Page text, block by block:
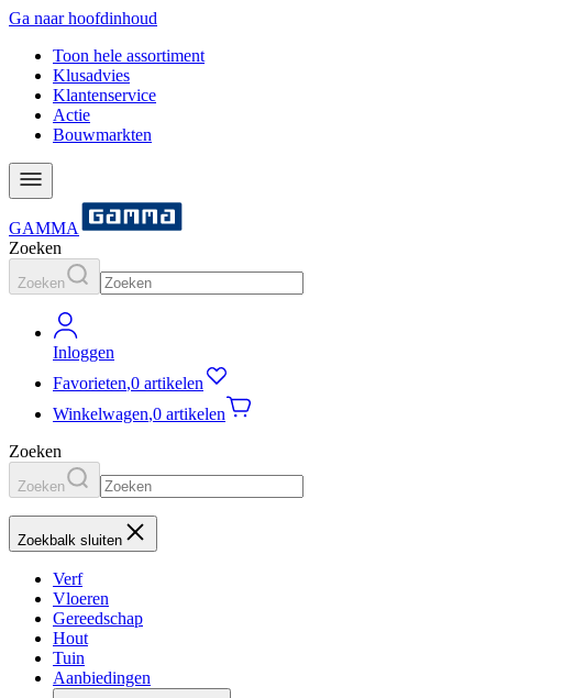
Ga naar hoofdinhoud
Toon hele assortiment
Klusadvies
Klantenservice
Actie
Bouwmarkten
GAMMA
Zoeken
Zoeken
Inloggen
Favorieten,0 artikelen
Winkelwagen,0 artikelen
Zoeken
Zoeken
Zoekbalk sluiten
Verf
Vloeren
Gereedschap
Hout
Tuin
Aanbiedingen